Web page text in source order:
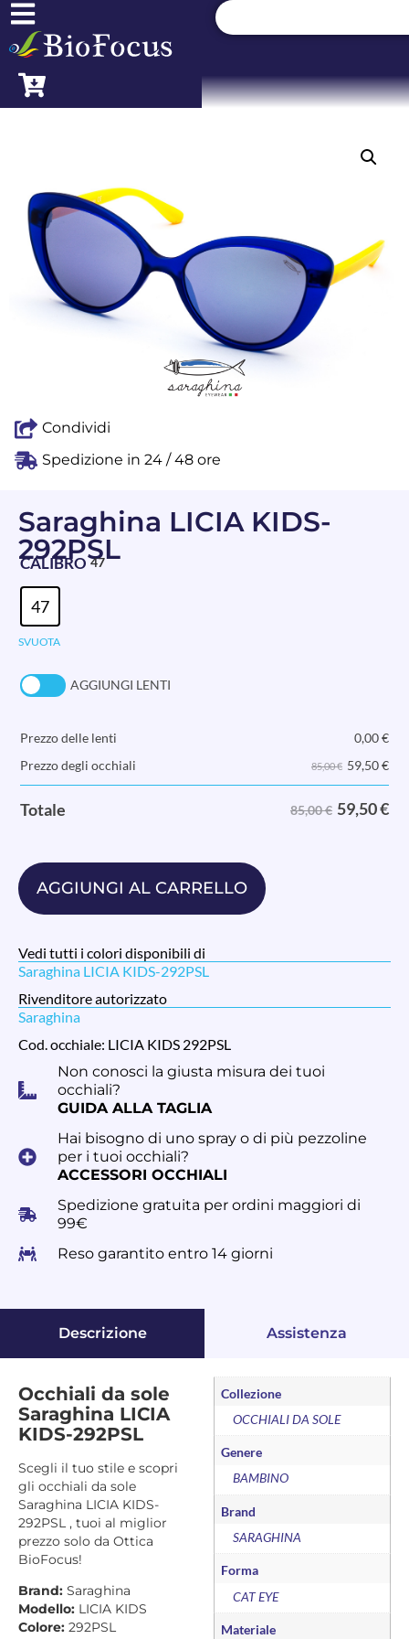
Condividi
Spedizione in 24 / 48 ore
Saraghina LICIA KIDS-
292PSL
CALIBRO 47
47
SVUOTA
AGGIUNGI LENTI
Prezzo delle lenti 0,00€
Prezzo degli occhiali
85,00 € 59,50€
Totale 85,00 € 59,50€
AGGIUNGI AL CARRELLO
Vedi tutti i colori disponibili di
Saraghina LICIA KIDS-292PSL
Rivenditore autorizzato
Saraghina
Cod. occhiale: LICIA KIDS 292PSL
Non conosci la giusta misura dei tuoi
occhiali?
GUIDA ALLA TAGLIA
Hai bisogno di uno spray o di più pezzoline
per i tuoi occhiali?
ACCESSORI OCCHIALI
Spedizione gratuita per ordini maggiori di
99€
Reso garantito entro 14 giorni
Descrizione Assistenza
Occhiali da sole
Saraghina LICIA
KIDS-292PSL
Scegli il tuo stile e scopri
gli occhiali da sole
Saraghina LICIA KIDS-
292PSL , tuoi al miglior
prezzo solo da Ottica
BioFocus!
Brand: Saraghina
Modello: LICIA KIDS
Colore: 292PSL
Collezione
OCCHIALI DA SOLE
Genere
BAMBINO
Brand
SARAGHINA
Forma
CAT EYE
Materiale